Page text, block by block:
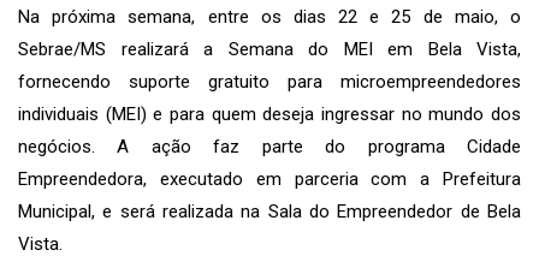
Na próxima semana, entre os dias 22 e 25 de maio, o
Sebrae/MS realizará a Semana do MEI em Bela Vista,
fornecendo suporte gratuito para microempreendedores
individuais (MEI) e para quem deseja ingressar no mundo dos
negócios. A ação faz parte do programa Cidade
Empreendedora, executado em parceria com a Prefeitura
Municipal, e será realizada na Sala do Empreendedor de Bela
Vista.